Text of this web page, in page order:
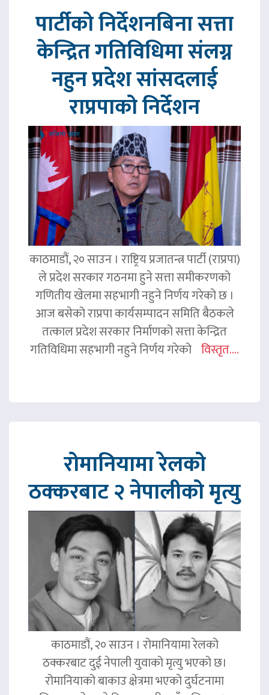
पार्टीको निर्देशनबिना सत्ता
केन्द्रित गतिविधिमा संलग्न
नहुन प्रदेश सांसदलाई
राप्रपाको निर्देशन
काठमाडौं, २० साउन । राष्ट्रिय प्रजातन्त्र पार्टी (राप्रपा)
ले प्रदेश सरकार गठनमा हुने सत्ता समीकरणको
गणितीय खेलमा सहभागी नहुने निर्णय गरेको छ ।
आज बसेको राप्रपा कार्यसम्पादन समिति बैठकले
तत्काल प्रदेश सरकार निर्माणको सत्ता केन्द्रित
गतिविधिमा सहभागी नहुने निर्णय गरेको विस्तृत....
रोमानियामा रेलको
ठक्करबाट २ नेपालीको मृत्यु
काठमाडौं, २० साउन । रोमानियामा रेलको
ठक्करबाट दुई नेपाली युवाको मृत्यु भएको छ।
रोमानियाको बाकाउ क्षेत्रमा भएको दुर्घटनामा